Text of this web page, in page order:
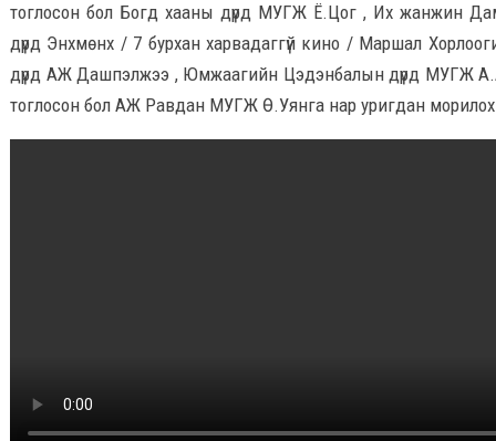
тоглосон бол Богд хааны дүрд МУГЖ Ё.Цог , Их жанжин
дүрд Энхмөнх / 7 бурхан харвадаггүй кино / Маршал
дүрд АЖ Дашпэлжээ , Юмжаагийн Цэдэнбалын дүрд МУГЖ
тоглосон бол АЖ Равдан МУГЖ Ө.Уянга нар уригдан